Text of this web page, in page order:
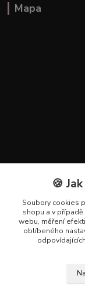
Mapa
Kontakty
+420 602 223
🍪
Soubory cookies
shopu a v
webu, měření
oblíbeného